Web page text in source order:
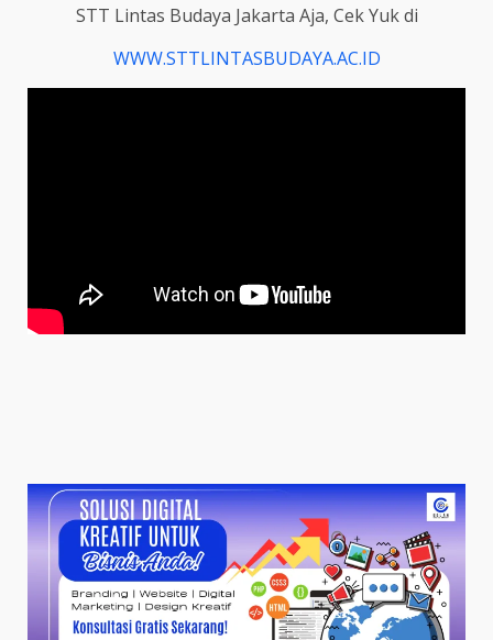
STT Lintas Budaya Jakarta Aja, Cek Yuk di
WWW.STTLINTASBUDAYA.AC.ID